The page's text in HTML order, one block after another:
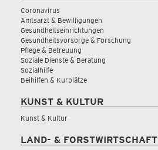
Coronavirus
Amtsarzt & Bewilligungen
Gesundheitseinrichtungen
Gesundheitsvorsorge & Forschung
Pflege & Betreuung
Soziale Dienste & Beratung
Sozialhilfe
Beihilfen & Kurplätze
KUNST & KULTUR
Kunst & Kultur
LAND- & FORSTWIRTSCHAFT